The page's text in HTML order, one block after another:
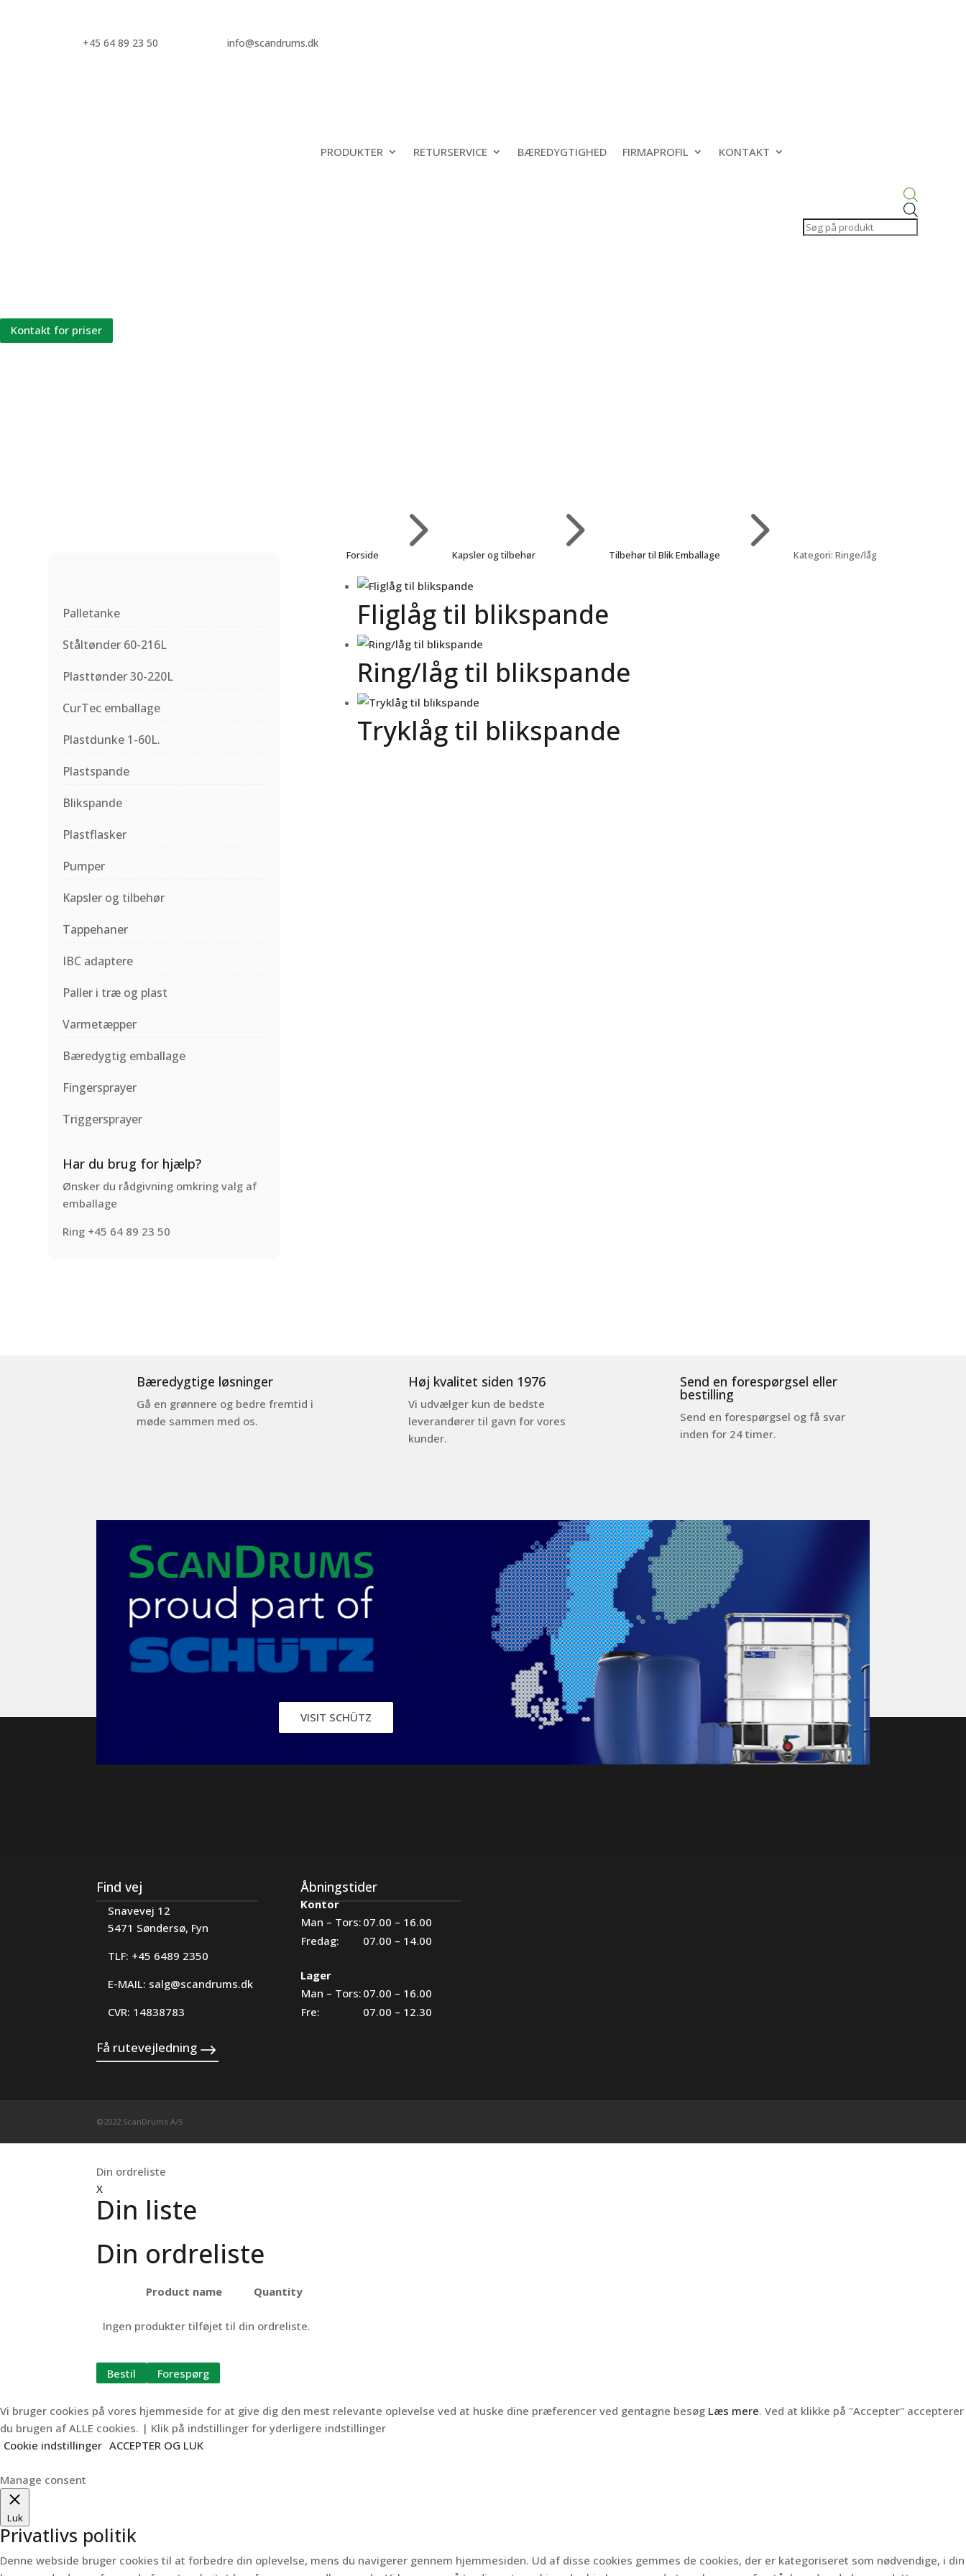
+45 64 89 23 50 info@scandrums.dk
PRODUKTER RETURSERVICE BÆREDYGTIGHED FIRMAPROFIL KONTAKT
Products
search
Kontakt for priser
Palletanke
Ståltønder 60-216L
Plasttønder 30-220L
CurTec emballage
Plastdunke 1-60L.
Plastspande
Blikspande
Plastflasker
Pumper
Kapsler og tilbehør
Tappehaner
IBC adaptere
Paller i træ og plast
Varmetæpper
Bæredygtig emballage
Fingersprayer
Triggersprayer
Har du brug for hjælp?
Ønsker du rådgivning omkring valg af
emballage
Ring +45 64 89 23 50
Forside 5 Kapsler og tilbehør 5 Tilbehør til Blik Emballage 5 Kategori: Ringe/låg
Fliglåg til blikspande
Ring/låg til blikspande
Tryklåg til blikspande
Bæredygtige løsninger
Gå en grønnere og bedre fremtid i
møde sammen med os.
Høj kvalitet siden 1976
Vi udvælger kun de bedste
leverandører til gavn for vores
kunder.
Send en forespørgsel eller
bestilling
Send en forespørgsel og få svar
inden for 24 timer.
VISIT SCHÜTZ
Find vej
Snavevej 12
5471 Søndersø, Fyn
TLF: +45 6489 2350
E-MAIL: salg@scandrums.dk
CVR: 14838783
Få rutevejledning
Åbningstider
Kontor
Man – Tors: 07.00 – 16.00
Fredag:
07.00 – 14.00
Lager
Man – Tors: 07.00 – 16.00
Fre:
07.00 – 12.30
©2022 ScanDrums A/S
Din ordreliste
X
Din liste
Din ordreliste
Product name Quantity
Ingen produkter tilføjet til din ordreliste.
Bestil Forespørg
Vi bruger cookies på vores hjemmeside for at give dig den mest relevante oplevelse ved at huske dine præferencer ved gentagne besøg Læs mere. Ved at klikke på "Accepter" accepterer
du brugen af ALLE cookies. | Klik på indstillinger for yderligere indstillinger
Cookie indstillinger ACCEPTER OG LUK
Manage consent
Luk
Privatlivs politik
Denne webside bruger cookies til at forbedre din oplevelse, mens du navigerer gennem hjemmesiden. Ud af disse cookies gemmes de cookies, der er kategoriseret som nødvendige, i din